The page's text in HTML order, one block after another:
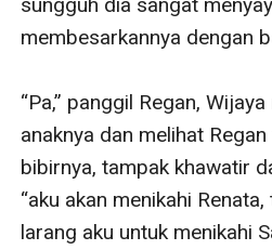
membesarkannya dengan
“Pa,” panggil Regan,
anaknya dan melihat
bibirnya, tampak khawatir
“aku akan menikahi
larang aku untuk menikahi